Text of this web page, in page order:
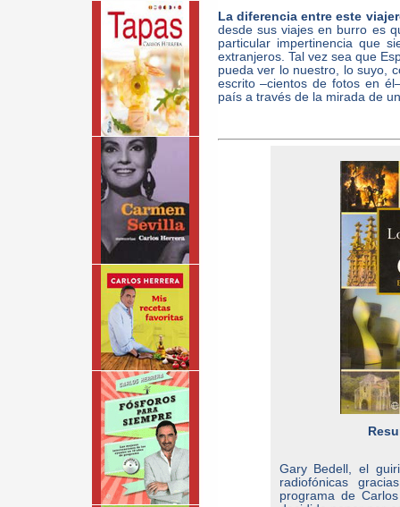
La diferencia entre este
desde sus viajes en burro es
particular impertinencia que
extranjeros. Tal vez sea que
pueda ver lo nuestro, lo suyo,
escrito –cientos de fotos en
país a través de la mirada de
Gary Bedell, el
radiofónicas
programa de